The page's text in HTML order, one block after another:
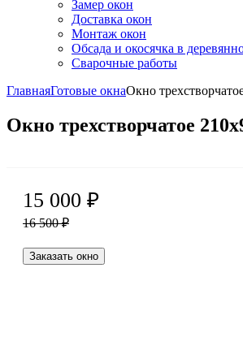
Замер окон
Доставка окон
Монтаж окон
Обсада и окосячка в
Сварочные работы
ГлавнаяГотовые окнаОкно
Окно трехстворчатое
15 000 ₽
16 500₽
Заказать окно